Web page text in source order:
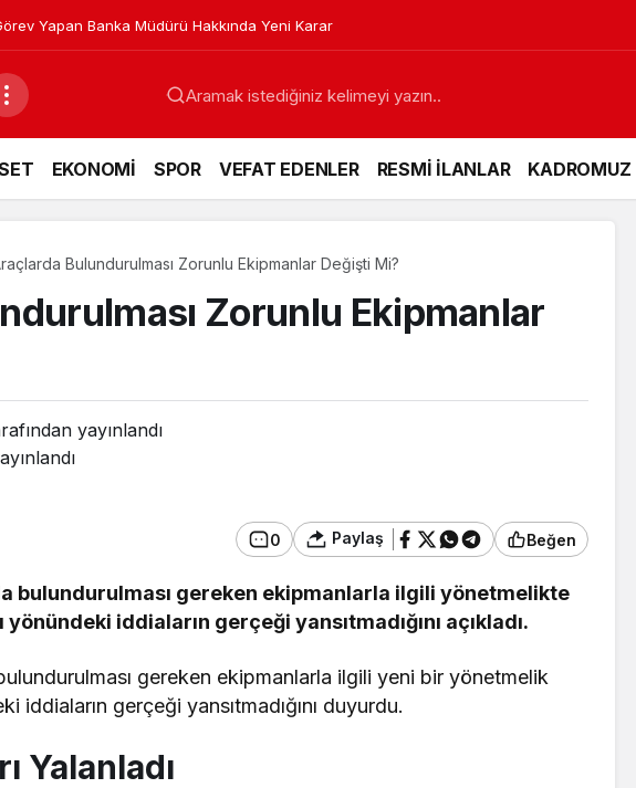
Yapan Banka Müdürü Hakkında Yeni Karar
EKONOMİ SPOR VEFAT EDENLER RESMİ İLANLAR KADROMUZ
Bulundurulması Zorunlu Ekipmanlar Değişti Mi?
Zorunlu Ekipmanlar
yayınlandı
0 Paylaş Beğen
bulundurulması gereken ekipmanlarla ilgili yönetmelikte
iddiaların gerçeği yansıtmadığını açıkladı.
gereken ekipmanlarla ilgili yeni bir yönetmelik
iddiaların gerçeği yansıtmadığını duyurdu.
Yalanladı
Ünlü Oyuncu Ülkü Hilal
Çiftçi’nin Gerede
Bağlantısı Ortaya Çıktı
Gerede’de Görev Yapan
Banka Müdürü Hakkında
Yeni Karar